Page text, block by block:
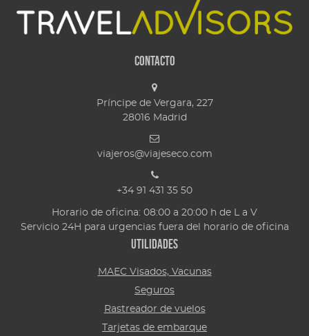
Contacto
Príncipe de Vergara, 227
28016 Madrid
viajeros@viajeseco.com
+34 91 431 35 50
Horario de oficina: 08:00 a 20:00 h de L a V
Servicio 24H para urgencias fuera del horario de oficina
Utilidades
MAEC Visados, Vacunas
Seguros
Rastreador de vuelos
Tarjetas de embarque